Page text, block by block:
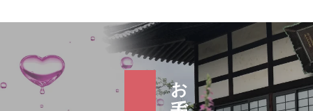
お寺で婚活『滴水会』